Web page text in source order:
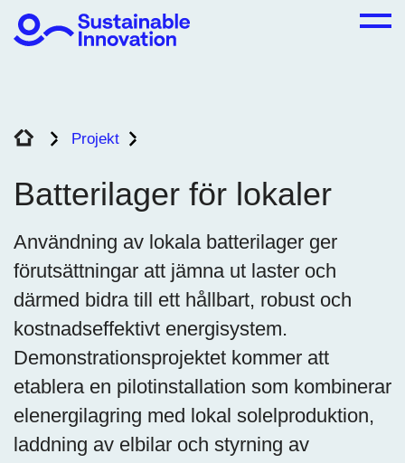
Projekt
Batterilager för lokaler
Användning av lokala batterilager ger
förutsättningar att jämna ut laster och
därmed bidra till ett hållbart, robust och
kostnadseffektivt energisystem.
Demonstrationsprojektet kommer att
etablera en pilotinstallation som kombinerar
elenergilagring med lokal solelproduktion,
laddning av elbilar och styrning av